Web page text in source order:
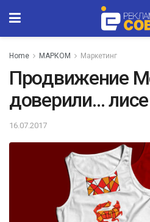
Home МАРКОМ Маркетинг
Продвижение
доверили… лисе
16.07.2017